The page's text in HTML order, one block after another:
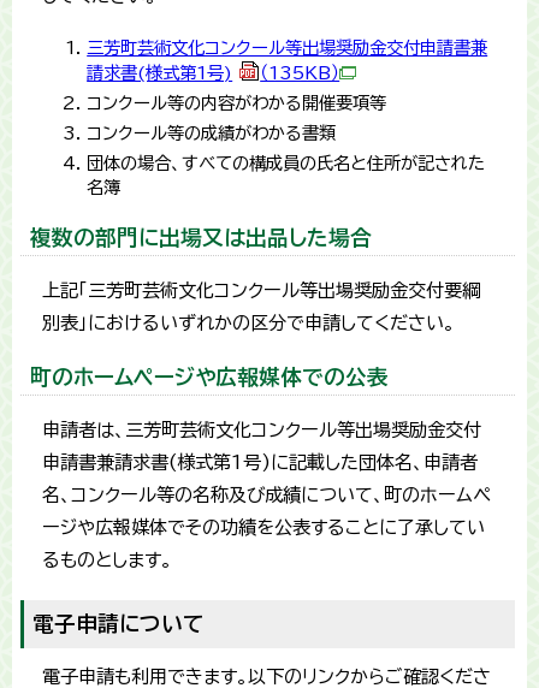
三芳町芸術文化コンクール等出場奨励金交付申請書兼
請求書(様式第1号)
（135KB）
コンクール等の内容がわかる開催要項等
コンクール等の成績がわかる書類
団体の場合、すべての構成員の氏名と住所が記された
名簿
複数の部門に出場又は出品した場合
上記「三芳町芸術文化コンクール等出場奨励金交付要綱
別表」におけるいずれかの区分で申請してください。
町のホームページや広報媒体での公表
申請者は、三芳町芸術文化コンクール等出場奨励金交付
申請書兼請求書(様式第1号)に記載した団体名、申請者
名、コンクール等の名称及び成績について、町のホームペ
ージや広報媒体でその功績を公表することに了承してい
るものとします。
電子申請について
電子申請も利用できます。以下のリンクからご確認くださ